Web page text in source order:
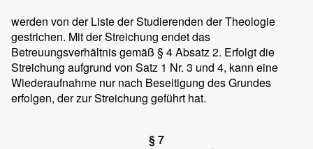
werden von der Liste der Studierenden der Theologie
gestrichen. Mit der Streichung endet das
Betreuungsverhältnis gemäß § 4 Absatz 2. Erfolgt die
Streichung aufgrund von Satz 1 Nr. 3 und 4, kann eine
Wiederaufnahme nur nach Beseitigung des Grundes
erfolgen, der zur Streichung geführt hat.
§ 7